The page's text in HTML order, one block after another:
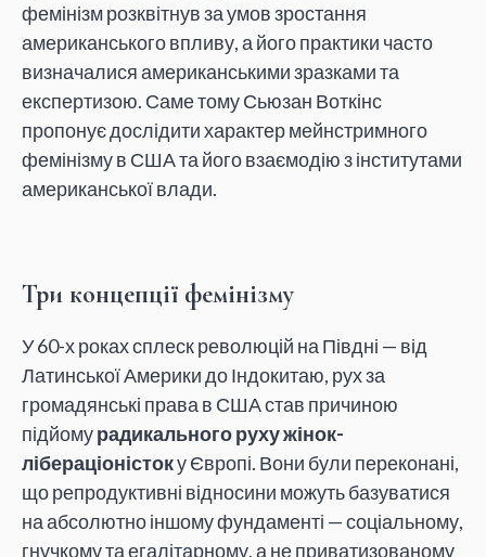
фемінізм розквітнув за умов зростання
американського впливу, а його практики часто
визначалися американськими зразками та
експертизою. Саме тому Сьюзан Воткінс
пропонує дослідити характер мейнстримного
фемінізму в США та його взаємодію з інститутами
американської влади.
Три концепції фемінізму
У 60-х роках сплеск революцій на Півдні — від
Латинської Америки до Індокитаю, рух за
громадянські права в США став причиною
підйомурадикального руху жінок-
лібераціоністоку Європі. Вони були переконані,
що репродуктивні відносини можуть базуватися
на абсолютно іншому фундаменті — соціальному,
гнучкому та егалітарному, а не приватизованому